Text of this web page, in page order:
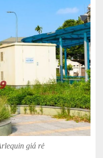
giá rẻ